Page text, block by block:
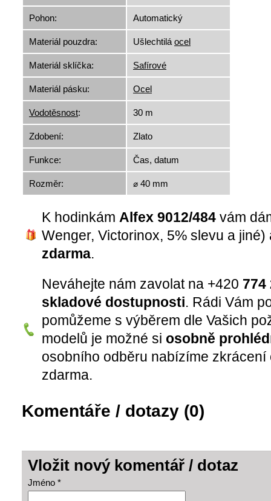
Pohon: Automatický
Materiál pouzdra: Ušlechtilá ocel
Materiál sklíčka: Safírové
Materiál pásku: Ocel
Vodotěsnost: 30 m
Zdobení: Zlato
Funkce: Čas, datum
Rozměr: ⌀ 40 mm
K hodinkám Alfex 9012/484 vám
Wenger, Victorinox, 5% slevu a
zdarma.
Neváhejte nám zavolat na +420 774
skladové dostupnosti. Rádi Vám
pomůžeme s výběrem dle Vašich
modelů je možné si osobně
osobního odběru nabízíme zkrácení
zdarma.
Komentáře / dotazy (0)
Vložit nový komentář / dotaz
Jméno *